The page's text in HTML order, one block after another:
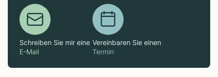
Schreiben Sie mir eine
E-Mail
Vereinbaren Sie einen
Termin